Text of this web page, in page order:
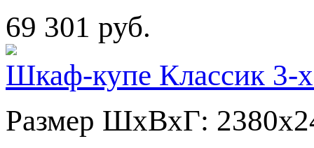
69 301 руб.
Шкаф-купе Классик 3-
Размер ШхВхГ: